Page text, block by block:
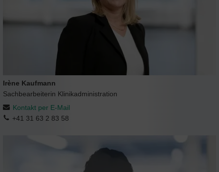
Irène Kaufmann
Sachbearbeiterin Klinikadministration
Kontakt per E-Mail
+41 31 63 2 83 58